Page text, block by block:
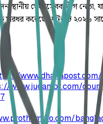
স্থানীয় স্বেচ্ছাসেবক লীগ নেতা,
করেছে। ঘটনাটি ২০২৬
www.jugantor.com/